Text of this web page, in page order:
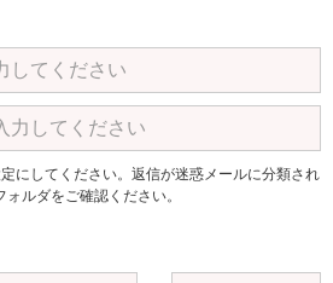
にしてください。返信が迷惑メールに分類され
ルダをご確認ください。